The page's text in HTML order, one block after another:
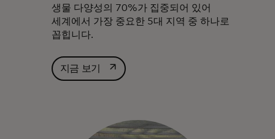
생물 다양성의 70%가 집중되어 있어
세계에서 가장 중요한 5대 지역 중 하나로
꼽힙니다.
지금 보기 새 탭에서 열림